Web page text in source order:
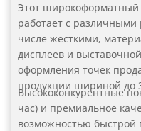
Этот
работает с
числе жесткими,
дисплеев и
оформления точек
продукции шириной до
Высококонкурентные
час) и премиальное
возможностью быстрой